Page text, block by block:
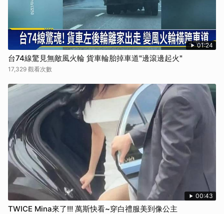
01:24
台74線驚見無敵風火輪 貨車輪胎掉車道"邊滾邊起火"
17,329 觀看次數
00:43
TWICE Mina來了!!! 萬斯快看~穿白禮服美到像公主